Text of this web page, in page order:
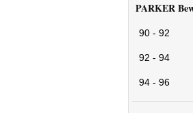
PARKER
90 - 92
92 - 94
94 - 96